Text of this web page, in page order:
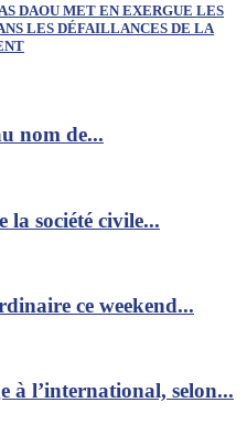
DAOU MET EN EXERGUE LES
LES DÉFAILLANCES DE LA
nom de...
la société civile...
ce weekend...
à l’international, selon...